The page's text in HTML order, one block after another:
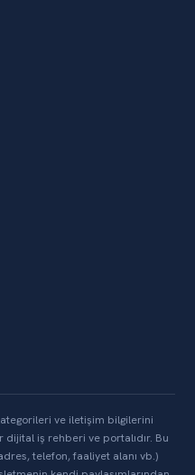
ve iletişim bilgilerini
dijital iş rehberi ve portalıdır. Bu
telefon, faaliyet alanı vb.)